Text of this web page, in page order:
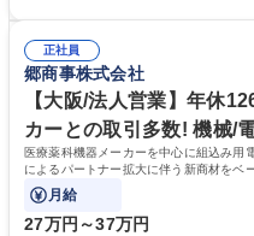
す。当社としても既存事業に加え
募集職種 【東京/技術コーディネ
ッテリー事業
供給まで一貫対応する高収益企業
すく約7割の社員が10連休程度の
実しており、長く腰を据えて働ける環境です。 学
大学 高専 短大 専修学校 高校 語
正社員
郷商事株式会社
【大阪/法人営業】年休
カーとの取引多数! 機械/
医療薬科機器メーカーを中心に組込み用
によるパートナー拡大に伴う新商材をベ
既存のお客様へのルート営業がメイン
月給
27万円～37万円